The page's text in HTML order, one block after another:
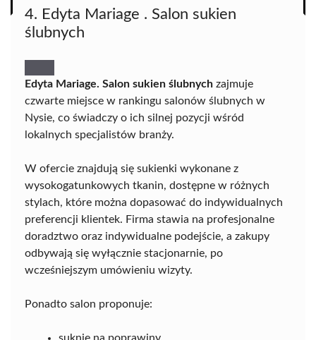
4. Edyta Mariage . Salon sukien
ślubnych
Edyta Mariage. Salon sukien ślubnych zajmuje
czwarte miejsce w rankingu salonów ślubnych w
Nysie, co świadczy o ich silnej pozycji wśród
lokalnych specjalistów branży.
W ofercie znajdują się sukienki wykonane z
wysokogatunkowych tkanin, dostępne w różnych
stylach, które można dopasować do indywidualnych
preferencji klientek. Firma stawia na profesjonalne
doradztwo oraz indywidualne podejście, a zakupy
odbywają się wyłącznie stacjonarnie, po
wcześniejszym umówieniu wizyty.
Ponadto salon proponuje: